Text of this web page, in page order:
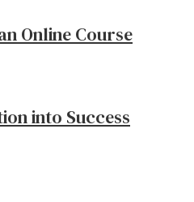
Online Course
into Success